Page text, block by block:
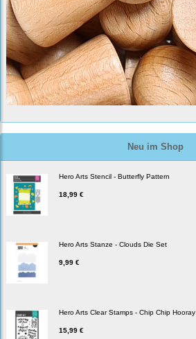
Neu im Shop
Hero Arts Stencil - Butterfly Pattern
18,99 €
Hero Arts Stanze - Clouds Die Set
9,99 €
Hero Arts Clear Stamps - Chip Chip Hooray
15,99 €